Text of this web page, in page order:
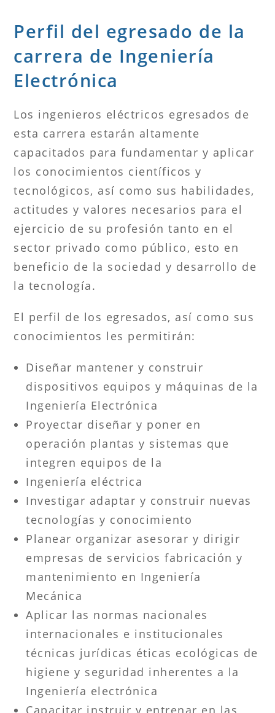
Perfil del egresado de la
carrera de Ingeniería
Electrónica
Los ingenieros eléctricos egresados de
esta carrera estarán altamente
capacitados para fundamentar y aplicar
los conocimientos científicos y
tecnológicos, así como sus habilidades,
actitudes y valores necesarios para el
ejercicio de su profesión tanto en el
sector privado como público, esto en
beneficio de la sociedad y desarrollo de
la tecnología.
El perfil de los egresados, así como sus
conocimientos les permitirán:
Diseñar mantener y construir
dispositivos equipos y máquinas de la
Ingeniería Electrónica
Proyectar diseñar y poner en
operación plantas y sistemas que
integren equipos de la
Ingeniería eléctrica
Investigar adaptar y construir nuevas
tecnologías y conocimiento
Planear organizar asesorar y dirigir
empresas de servicios fabricación y
mantenimiento en Ingeniería
Mecánica
Aplicar las normas nacionales
internacionales e institucionales
técnicas jurídicas éticas ecológicas de
higiene y seguridad inherentes a la
Ingeniería electrónica
Capacitar instruir y entrenar en las